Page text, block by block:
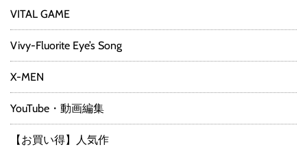
VITAL GAME
Vivy-Fluorite Eye’s Song
X-MEN
YouTube・動画編集
【お買い得】人気作